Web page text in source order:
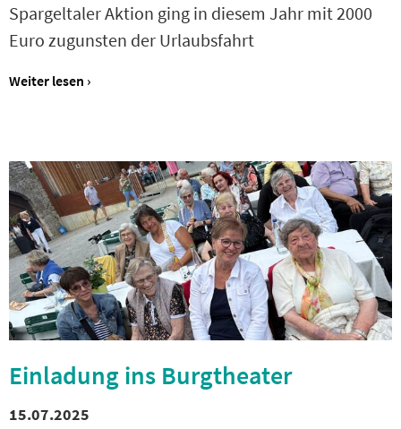
Spargeltaler Aktion ging in diesem Jahr mit 2000
Euro zugunsten der Urlaubsfahrt
Weiter lesen ›
Einladung ins Burgtheater
15.07.2025